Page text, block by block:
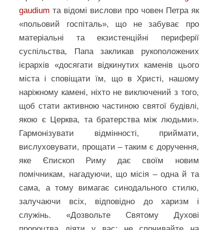
gaudium та відомі вислови про човен Петра як
«польовий госпіталь», що не забуває про
матеріальні та екзистенційні периферії
суспільства, Папа закликав рукоположених
ієрархів «досягати відкинутих каменів цього
міста і сповіщати їм, що в Христі, нашому
наріжному камені, ніхто не виключений з того,
щоб стати активною частиною святої будівлі,
якою є Церква, та братерства між людьми».
Гармонізувати відмінності, приймати,
вислуховувати, прощати – таким є доручення,
яке Єпископ Риму дає своїм новим
помічникам, нагадуючи, що місія – одна й та
сама, а тому вимагає синодального стилю,
залучаючи всіх, відповідно до харизм і
служінь. «Дозвольте Святому Духові